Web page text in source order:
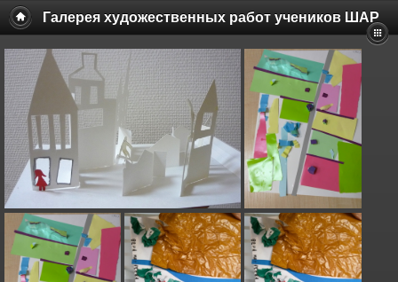
Галерея художественных работ учеников ШАР